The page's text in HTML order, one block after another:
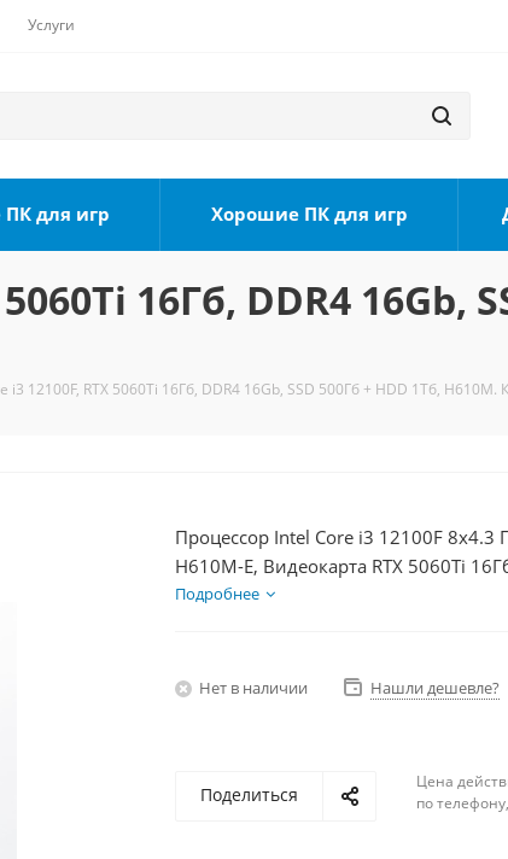
Услуги
для игр Хорошие ПК для игр
16Гб, DDR4 16Gb,
12100F, RTX 5060Ti 16Гб, DDR4 16Gb, SSD 500Гб + HDD 1Тб, H610M.
Процессор Intel Core i3 12100F 8x4.3
H610M-E, Видеокарта RTX 5060Ti
HDD 1Тб, БП 600Вт
Подробнее
Нет в наличии Нашли дешевле?
Поделиться
Цена
по